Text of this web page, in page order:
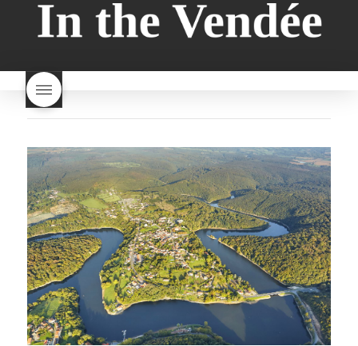
wat is melkbrood
zijn melk
brood en brioche hetzelfde
brood
verkocht
is Beaujolais
Nouveau een fruitige wijn
kooldioxiderijke omgeving.
Nouveau naar? wat is
wanneer is beaujolais dag
wanneer is beaujolais
nouveau dag Wat is de dag
van Beaujolais Nouveau wat
is de traditie rond beaujolais
nouveau wat maakt
Beaujolais Nouveau zo
speciaal wat zijn tannines
witte beaujolais nouveau